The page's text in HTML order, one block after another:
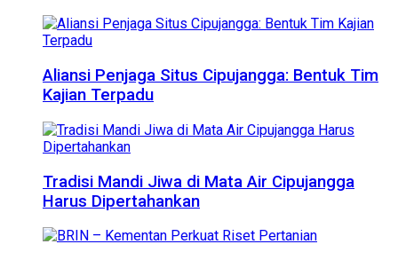
Aliansi Penjaga Situs Cipujangga: Bentuk Tim
Kajian Terpadu
Tradisi Mandi Jiwa di Mata Air Cipujangga
Harus Dipertahankan